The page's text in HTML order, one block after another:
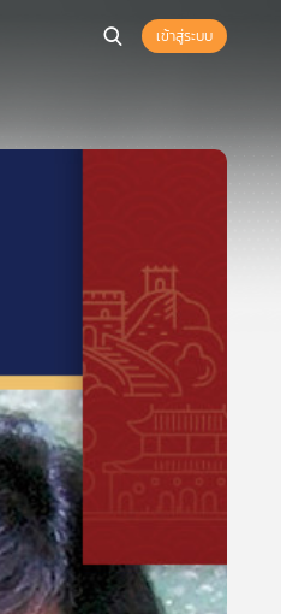
เข้าสู่ระบบ